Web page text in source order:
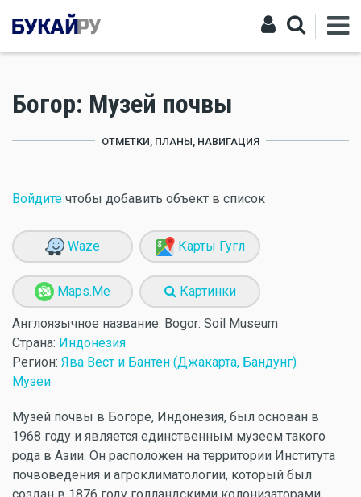
Богор: Музей почвы
ОТМЕТКИ, ПЛАНЫ, НАВИГАЦИЯ
Войдите чтобы добавить объект в список
Waze Карты Гугл
Maps.Me Картинки
Англоязычное название: Bogor: Soil Museum
Страна: Индонезия
Регион: Ява Вест и Бантен (Джакарта, Бандунг)
Музеи
Музей почвы в Богоре, Индонезия, был основан в
1968 году и является единственным музеем такого
рода в Азии. Он расположен на территории Института
почвоведения и агроклиматологии, который был